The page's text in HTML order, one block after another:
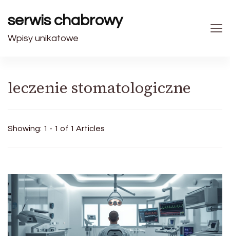
serwis chabrowy
Wpisy unikatowe
leczenie stomatologiczne
Showing: 1 - 1 of 1 Articles